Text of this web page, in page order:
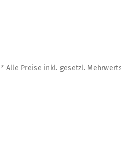
* Alle Preise inkl. gesetzl.